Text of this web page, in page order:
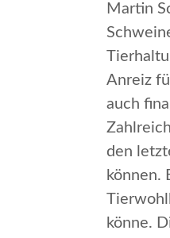
Martin
Anreiz
auch
den
können.
könne.